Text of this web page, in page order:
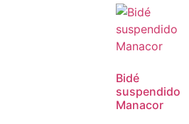
Bidé
suspendido
Manacor